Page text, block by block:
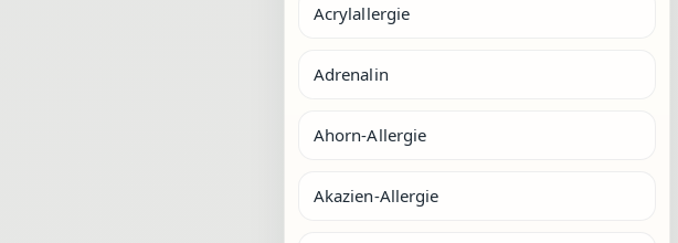
Acrylallergie
Adrenalin
Ahorn-Allergie
Akazien-Allergie